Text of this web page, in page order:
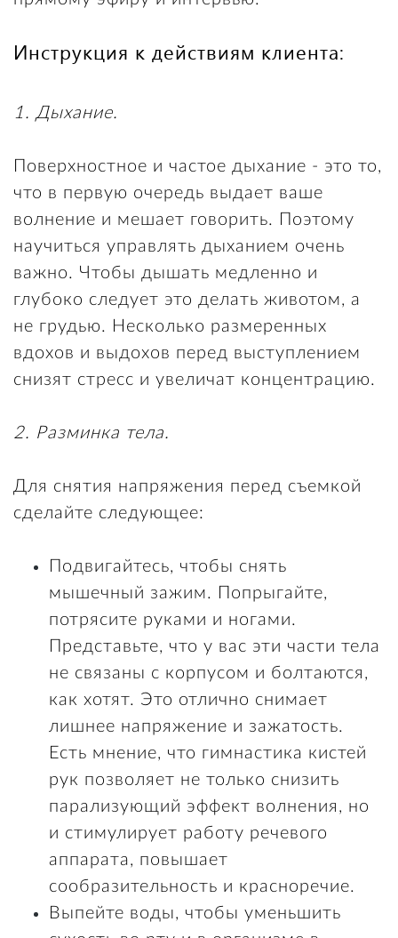
Инструкция к действиям клиента:
1. Дыхание.
Поверхностное и частое дыхание - это то,
что в первую очередь выдает ваше
волнение и мешает говорить. Поэтому
научиться управлять дыханием очень
важно. Чтобы дышать медленно и
глубоко следует это делать животом, а
не грудью. Несколько размеренных
вдохов и выдохов перед выступлением
снизят стресс и увеличат концентрацию.
2. Разминка тела.
Для снятия напряжения перед съемкой
сделайте следующее:
Подвигайтесь, чтобы снять
мышечный зажим. Попрыгайте,
потрясите руками и ногами.
Представьте, что у вас эти части тела
не связаны с корпусом и болтаются,
как хотят. Это отлично снимает
лишнее напряжение и зажатость.
Есть мнение, что гимнастика кистей
рук позволяет не только снизить
парализующий эффект волнения, но
и стимулирует работу речевого
аппарата, повышает
сообразительность и красноречие.
Выпейте воды, чтобы уменьшить